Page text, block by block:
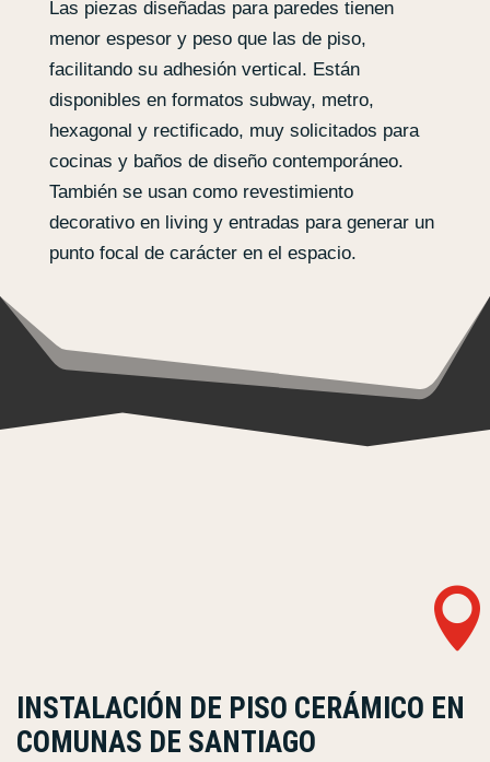
Las piezas diseñadas para paredes tienen
menor espesor y peso que las de piso,
facilitando su adhesión vertical. Están
disponibles en formatos subway, metro,
hexagonal y rectificado, muy solicitados para
cocinas y baños de diseño contemporáneo.
También se usan como revestimiento
decorativo en living y entradas para generar un
punto focal de carácter en el espacio.

INSTALACIÓN DE PISO CERÁMICO EN
COMUNAS DE SANTIAGO